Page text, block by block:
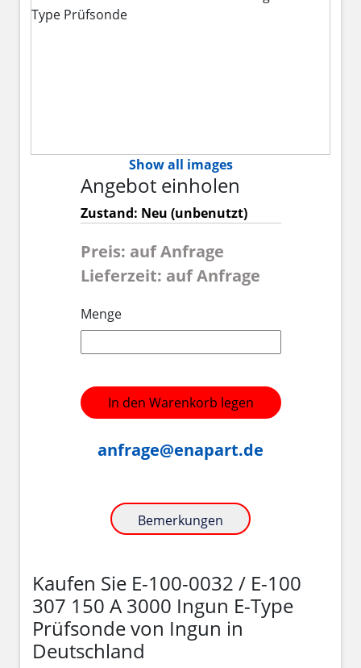
Show all images
Angebot einholen
Zustand: Neu (unbenutzt)
Preis: auf Anfrage
Lieferzeit: auf Anfrage
Menge
In den Warenkorb legen
anfrage@enapart.de
Bemerkungen
Kaufen Sie E-100-0032 / E-100
307 150 A 3000 Ingun E-Type
Prüfsonde von Ingun in
Deutschland